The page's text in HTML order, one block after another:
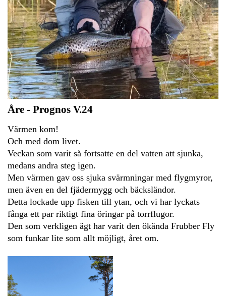
Åre - Prognos V.24
Värmen kom!
Och med dom livet.
Veckan som varit så fortsatte en del vatten att sjunka,
medans andra steg igen.
Men värmen gav oss sjuka svärmningar med flygmyror,
men även en del fjädermygg och bäcksländor.
Detta lockade upp fisken till ytan, och vi har lyckats
fånga ett par riktigt fina öringar på torrflugor.
Den som verkligen ägt har varit den ökända Frubber Fly
som funkar lite som allt möjligt, året om.